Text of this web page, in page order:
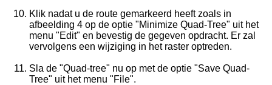
Klik nadat u de route gemarkeerd heeft zoals in
afbeelding 4 op de optie "Minimize Quad-Tree" uit het
menu "Edit" en bevestig de gegeven opdracht. Er zal
vervolgens een wijziging in het raster optreden.
Sla de "Quad-tree" nu op met de optie "Save Quad-
Tree" uit het menu "File".